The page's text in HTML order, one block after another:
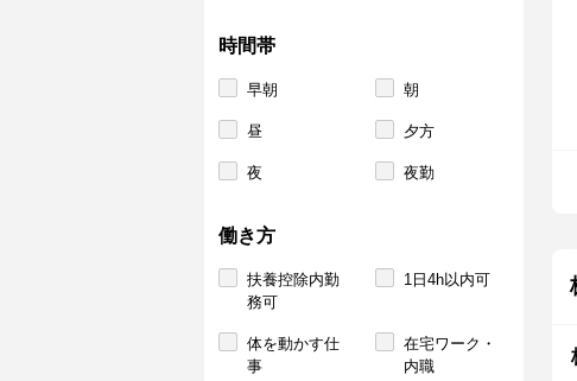
時間帯
早朝 朝
昼 夕方
夜 夜勤
働き方
扶養控除内勤
務可
1日4h以内可
体を動かす仕
事
在宅ワーク・
内職